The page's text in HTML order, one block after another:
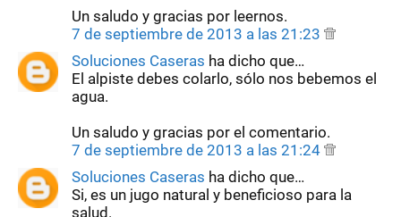
Un saludo y gracias por leernos.
7 de septiembre de 2013 a las 21:23
Soluciones Caseras ha dicho que…
El alpiste debes colarlo, sólo nos bebemos el
agua.
Un saludo y gracias por el comentario.
7 de septiembre de 2013 a las 21:24
Soluciones Caseras ha dicho que…
Si, es un jugo natural y beneficioso para la
salud.